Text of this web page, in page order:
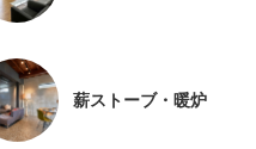
薪ストーブ・暖炉